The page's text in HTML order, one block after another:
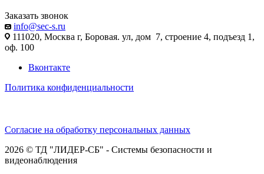
Заказать звонок
info@sec-s.ru
111020, Москва г, Боровая. ул, дом 7, строение 4, подъезд 1,
оф. 100
Вконтакте
Политика конфиденциальности
Согласие на обработку персональных данных
2026 © ТД "ЛИДЕР-СБ" - Системы безопасности и
видеонаблюдения